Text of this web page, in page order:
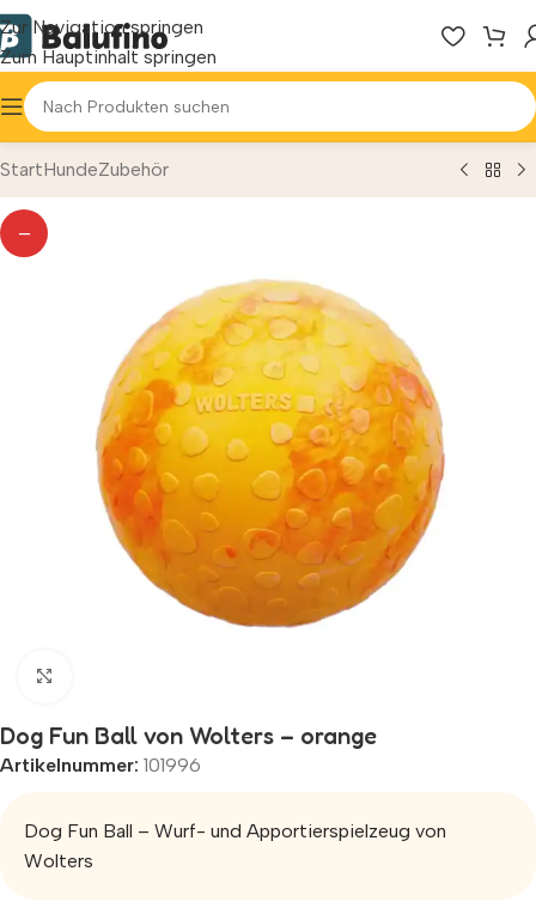
Zur Navigation springen
Zum Hauptinhalt springen
StartHundeZubehör
—
Dog Fun Ball von Wolters – orange
Artikelnummer: 101996
Dog Fun Ball – Wurf- und Apportierspielzeug von
Wolters